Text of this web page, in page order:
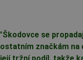
"Škodovce se
ostatním značkám na